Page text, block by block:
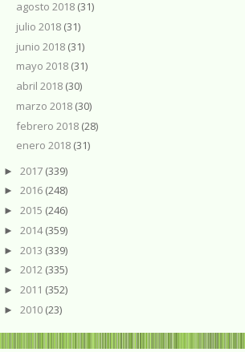
agosto 2018 (31)
julio 2018 (31)
junio 2018 (31)
mayo 2018 (31)
abril 2018 (30)
marzo 2018 (30)
febrero 2018 (28)
enero 2018 (31)
► 2017 (339)
► 2016 (248)
► 2015 (246)
► 2014(359)
► 2013 (339)
► 2012 (335)
► 2011 (352)
► 2010 (23)